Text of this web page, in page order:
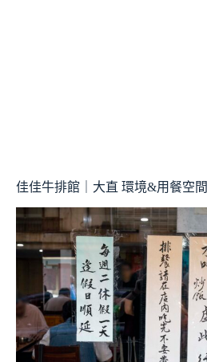
佳佳牛排館｜大直 環境&用餐空間